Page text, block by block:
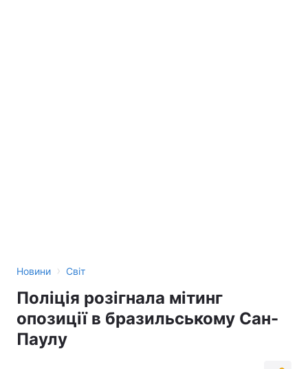
Новини › Світ
Поліція розігнала мітинг
опозиції в бразильському Сан-
Паулу